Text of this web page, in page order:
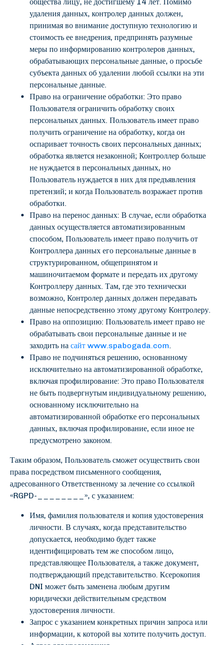
удаления данных, контролер данных должен,
принимая во внимание доступную технологию и
стоимость ее внедрения, предпринять разумные
меры по информированию контролеров данных,
обрабатывающих персональные данные, о просьбе
субъекта данных об удалении любой ссылки на эти
персональные данные.
Право на ограничение обработки: Это право
Пользователя ограничить обработку своих
персональных данных. Пользователь имеет право
получить ограничение на обработку, когда он
оспаривает точность своих персональных данных;
обработка является незаконной; Контроллер больше
не нуждается в персональных данных, но
Пользователь нуждается в них для предъявления
претензий; и когда Пользователь возражает против
обработки.
Право на перенос данных: В случае, если обработка
данных осуществляется автоматизированным
способом, Пользователь имеет право получить от
Контроллера данных его персональные данные в
структурированном, общепринятом и
машиночитаемом формате и передать их другому
Контроллеру данных. Там, где это технически
возможно, Контролер данных должен передавать
данные непосредственно этому другому Контролеру.
Право на оппозицию: Пользователь имеет право не
обрабатывать свои персональные данные и не
заходить на сайт www.spabogada.com.
Право не подчиняться решению, основанному
исключительно на автоматизированной обработке,
включая профилирование: Это право Пользователя
не быть подвергнутым индивидуальному решению,
основанному исключительно на
автоматизированной обработке его персональных
данных, включая профилирование, если иное не
предусмотрено законом.
Таким образом, Пользователь сможет осуществить свои
права посредством письменного сообщения,
адресованного Ответственному за лечение со ссылкой
«RGPD-________», с указанием:
Имя, фамилия пользователя и копия удостоверения
личности. В случаях, когда представительство
допускается, необходимо будет также
идентифицировать тем же способом лицо,
представляющее Пользователя, а также документ,
подтверждающий представительство. Ксерокопия
DNI может быть заменена любым другим
юридически действительным средством
удостоверения личности.
Запрос с указанием конкретных причин запроса или
информации, к которой вы хотите получить доступ.